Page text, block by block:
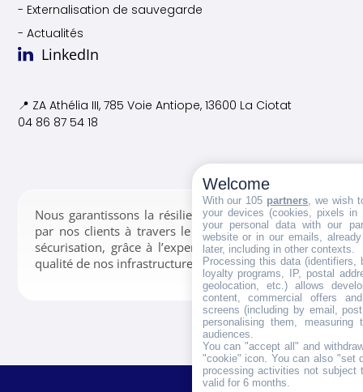
- Externalisation de sauvegarde
- Actualités
LinkedIn
📍 ZA Athélia III, 785 Voie Antiope, 13600 La Ciotat
04 86 87 54 18
Nous garantissons la résilience des données confiées
par nos clients à travers le stockage, la gestion et la
sécurisation, grâce à l’expertise de nos équipes et la
qualité de nos infrastructures.
Welcome
With our 105 partners , we wish
your devices (cookies, pixels
your personal data with our
website or in our emails,
later, including in other contexts.
Processing this data (identifiers,
loyalty programs, IP, postal
geolocation, etc.) allows
content, commercial offers
screens (including by email,
personalising them, measuring
audiences.
You can "accept all" and
"cookie" icon . You can also "set
processing activities not subject
valid for 6 months.